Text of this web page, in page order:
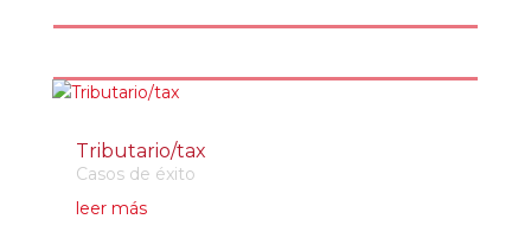
Tributario/tax
Casos de éxito
leer más